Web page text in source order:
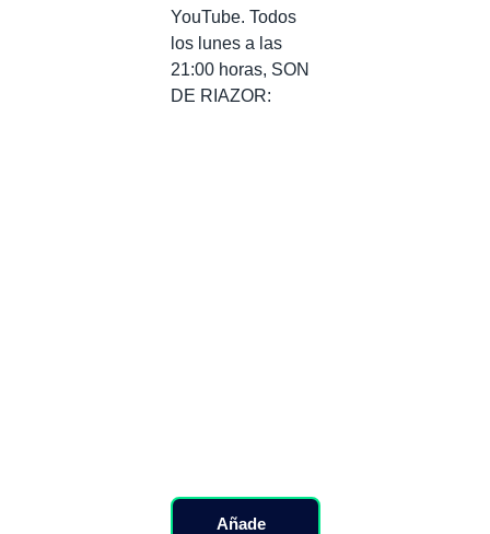
YouTube. Todos
los lunes a las
21:00 horas, SON
DE RIAZOR:
Añade